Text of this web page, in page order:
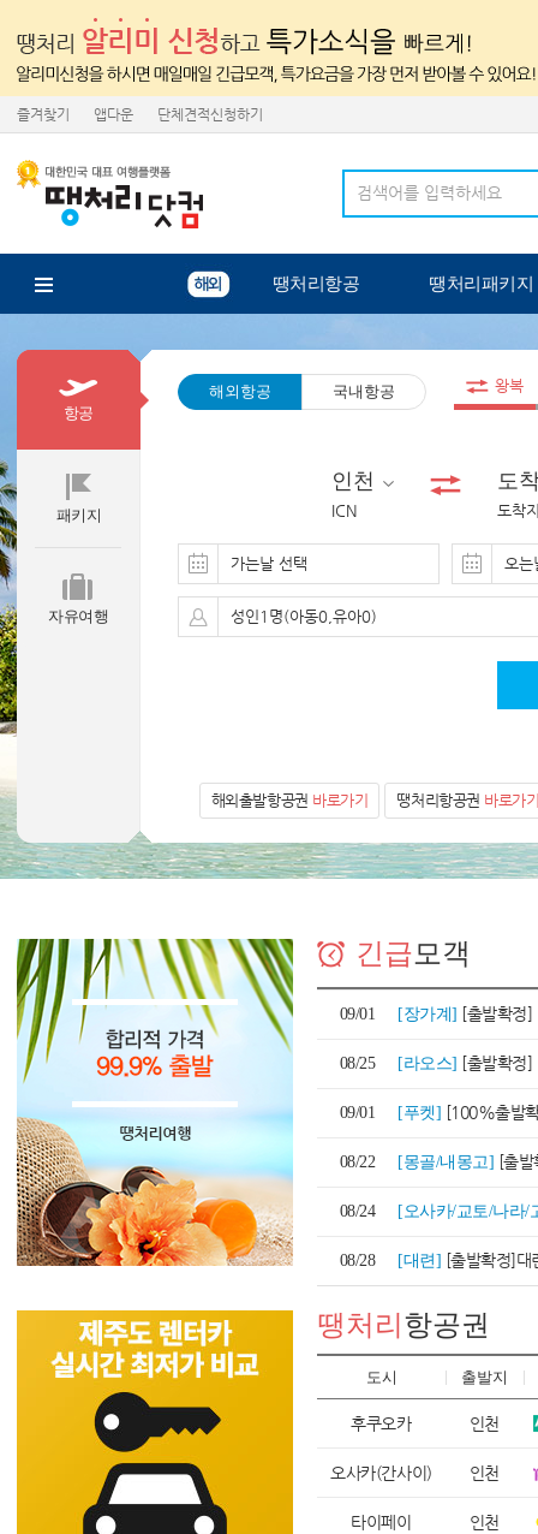
즐겨찾기 앱다운 단체견적신청하기
땡처리항공 땡처리패키지
항공
패키지
자유여행
해외항공 국내항공 왕복
인천
ICN
도
도착
가는날 선택 오는
성인1명(아동0,유아0)
해외출발항공권 바로가기 땡처리항공권 바로가
긴급모객
09/01 [장가계] [출발확정] [땡처
08/25 [라오스] [출발확정] [땡
09/01 [푸켓] [100%출발
08/22 [몽골/내몽고] [출발확정]
08/24 [오사카/교토/나라/
08/28 [대련] [출발확정]
땡처리 항공권
도시 출발지
후쿠오카 인천
오사카(간사이) 인천
타이페이 인천